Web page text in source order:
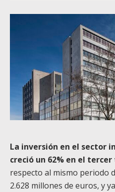
La inversión en el sector
creció un 62% en el
respecto al mismo periodo
2.628 millones de euros, y